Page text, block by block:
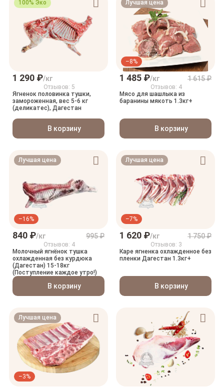
100% Эко
1 290 ₽/кг
Отзывов: 5
Ягненок половинка тушки,
замороженная, вес 5-6 кг
(деликатес), Дагестан
В корзину
Лучшая цена
–8%
1 485 ₽/кг 1 615 ₽
Отзывов: 4
Мясо для шашлыка из
баранины мякоть 1.3кг+
В корзину
Лучшая цена
–16%
840 ₽/кг 995 ₽
Отзывов: 4
Молочный ягнёнок тушка
охлажденная без курдюка
(Дагестан) 15-18кг
(Поступление каждое утро!)
В корзину
Лучшая цена
–7%
1 620 ₽/кг 1 750 ₽
Отзывов: 3
Каре ягненка охлажденное без
пленки Дагестан 1.3кг+
В корзину
Лучшая цена
–3%